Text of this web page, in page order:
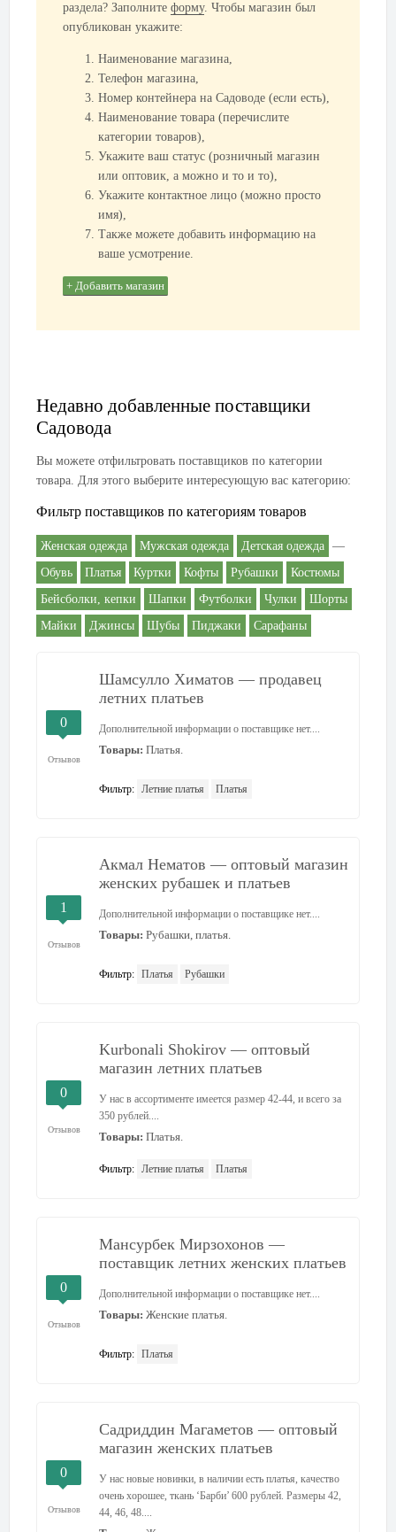
раздела? Заполните форму. Чтобы магазин был
опубликован укажите:
Наименование магазина,
Телефон магазина,
Номер контейнера на Садоводе (если есть),
Наименование товара (перечислите
категории товаров),
Укажите ваш статус (розничный магазин
или оптовик, а можно и то и то),
Укажите контактное лицо (можно просто
имя),
Также можете добавить информацию на
ваше усмотрение.
+ Добавить магазин
Недавно добавленные поставщики
Садовода
Вы можете отфильтровать поставщиков по категории
товара. Для этого выберите интересующую вас категорию:
Фильтр поставщиков по категориям товаров
Женская одежда Мужская одежда Детская одежда —
Обувь
Платья Куртки Кофты Рубашки
Костюмы
Бейсболки, кепки
Шапки Футболки Чулки
Шорты
Майки
Джинсы Шубы Пиджаки Сарафаны
0
Отзывов
Шамсулло Химатов — продавец
летних платьев
Дополнительной информации о поставщике нет....
Товары: Платья.
Фильтр: Летние платья Платья
1
Отзывов
Акмал Нематов — оптовый магазин
женских рубашек и платьев
Дополнительной информации о поставщике нет....
Товары: Рубашки, платья.
Фильтр: Платья Рубашки
0
Отзывов
Kurbonali Shokirov — оптовый
магазин летних платьев
У нас в ассортименте имеется размер 42-44, и всего за
350 рублей....
Товары: Платья.
Фильтр: Летние платья Платья
0
Отзывов
Мансурбек Мирзохонов —
поставщик летних женских платьев
Дополнительной информации о поставщике нет....
Товары: Женские платья.
Фильтр: Платья
0
Отзывов
Садриддин Магаметов — оптовый
магазин женских платьев
У нас новые новинки, в наличии есть платья, качество
очень хорошее, ткань ‘Барби’ 600 рублей. Размеры 42,
44, 46, 48....